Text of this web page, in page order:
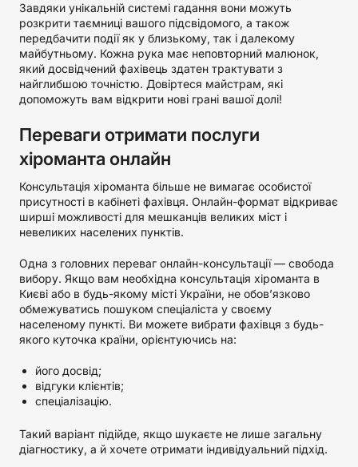
Завдяки унікальній системі гадання вони можуть
розкрити таємниці вашого підсвідомого, а також
передбачити події як у близькому, так і далекому
майбутньому. Кожна рука має неповторний малюнок,
який досвідчений фахівець здатен трактувати з
найглибшою точністю. Довіртеся майстрам, які
допоможуть вам відкрити нові грані вашої долі!
Переваги отримати послуги
хіроманта онлайн
Консультація хіроманта більше не вимагає особистої
присутності в кабінеті фахівця. Онлайн-формат відкриває
ширші можливості для мешканців великих міст і
невеликих населених пунктів.
Одна з головних переваг онлайн-консультації — свобода
вибору. Якщо вам необхідна консультація хіроманта в
Києві або в будь-якому місті України, не обов’язково
обмежуватись пошуком спеціаліста у своєму
населеному пункті. Ви можете вибрати фахівця з будь-
якого куточка країни, орієнтуючись на:
його досвід;
відгуки клієнтів;
спеціалізацію.
Такий варіант підійде, якщо шукаєте не лише загальну
діагностику, а й хочете отримати індивідуальний підхід.